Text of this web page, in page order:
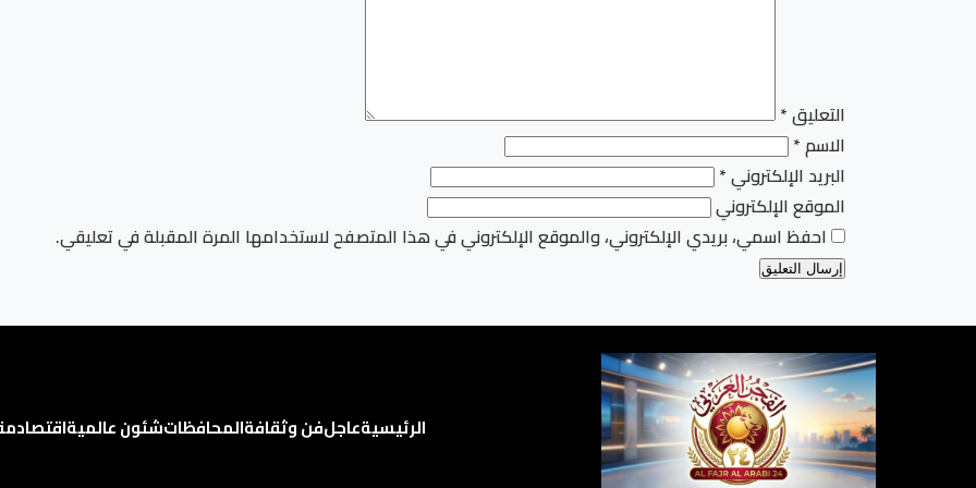
التعليق*
الاسم*
البريد الإلكتروني*
الموقع الإلكتروني
احفظ اسمي، بريدي الإلكتروني، والموقع الإلكتروني في هذا المتصفح لاستخدامها المرة المقبلة في تعليقي.
الرئيسيةعاجلفن وثقافةالمحافظاتشئون عالميةاقتصاد